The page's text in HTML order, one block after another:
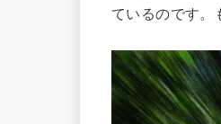
ているのです。